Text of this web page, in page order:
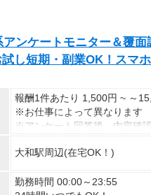
アンケートモニター＆覆
し短期・副業OK！スマ
報酬1件あたり 1,500円 ~ ～
※お仕事によって異なります
※アンケート回答後、内容確
【お仕事の一例】
◆ 美容サプリのお試しモニタ
話題の美容サプリをお得に体
大和駅周辺(在宅OK！)
勤務時間 00:00～23:55